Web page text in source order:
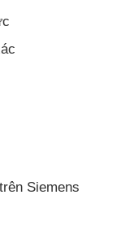
Siemens